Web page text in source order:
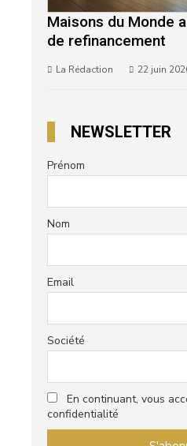
Maisons du Monde
de refinancement
La Rédaction 22 juin
NEWSLETTER
Prénom
Nom
Email
Société
En continuant, vous
confidentialité